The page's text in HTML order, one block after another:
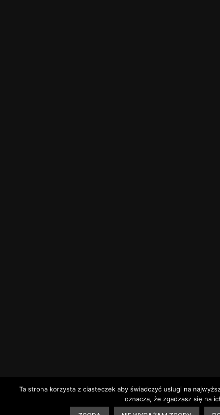
Ta strona korzysta z ciasteczek aby świadczyć usługi na
oznacza, że zgadzasz się na